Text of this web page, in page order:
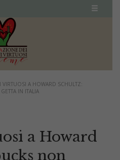
VIRTUOSI A HOWARD SCHULTZ:
IN ITALIA
a Howard
non